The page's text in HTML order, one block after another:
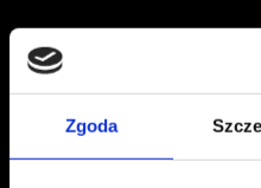
Zgoda
CODZIENNA JAKOŚĆ
KAWA
DOMU